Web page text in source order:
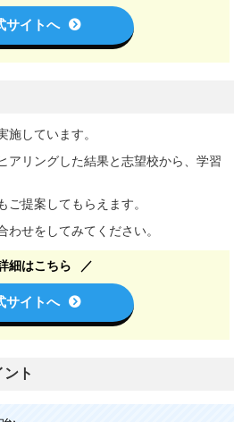
サイトへ
施しています。
アリングした結果と志望校から、学習
ご提案してもらえます。
わせをしてみてください。
細はこちら
サイトへ
ト